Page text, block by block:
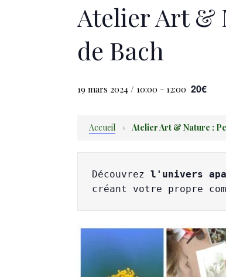
Atelier Art &
de Bach
19 mars 2024 / 10:00 - 12:00 20€
Accueil › Atelier Art & Nature :
Découvrez l'univers
créant votre propre